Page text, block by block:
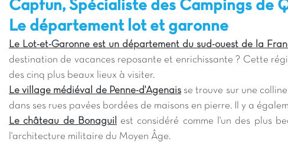
Capfun, Spécialiste des Campings de
Le département lot et garonne
Le Lot-et-Garonne est un département du sud-ouest de la
destination de vacances reposante et enrichissante ? Cette
des cinq plus beaux lieux à visiter.
Le village médiéval de Penne-d'Agenaisse trouve sur une
dans ses rues pavées bordées de maisons en pierre. Il y a
Le château de Bonaguil
est considéré comme l'un des plus
l'architecture militaire du Moyen Âge.